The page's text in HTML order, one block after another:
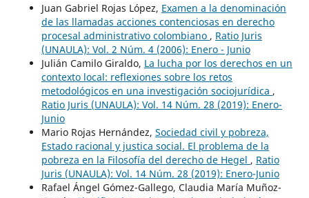
Juan Gabriel Rojas López, Examen a la denominación
de las llamadas acciones contenciosas en derecho
procesal administrativo colombiano , Ratio Juris
(UNAULA): Vol. 2 Núm. 4 (2006): Enero - Junio
Julián Camilo Giraldo, La lucha por los derechos en un
contexto local: reflexiones sobre los retos
metodológicos en una investigación sociojurídica ,
Ratio Juris (UNAULA): Vol. 14 Núm. 28 (2019): Enero-
Junio
Mario Rojas Hernández, Sociedad civil y pobreza,
Estado racional y justica social. El problema de la
pobreza en la Filosofía del derecho de Hegel , Ratio
Juris (UNAULA): Vol. 14 Núm. 28 (2019): Enero-Junio
Rafael Ángel Gómez-Gallego, Claudia María Muñoz-